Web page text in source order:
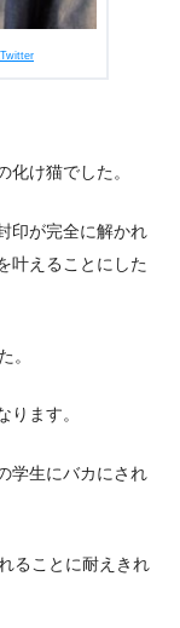
け猫でした。
印が完全に解かれ
叶えることにした
。
ます。
学生にバカにされ
ることに耐えきれ